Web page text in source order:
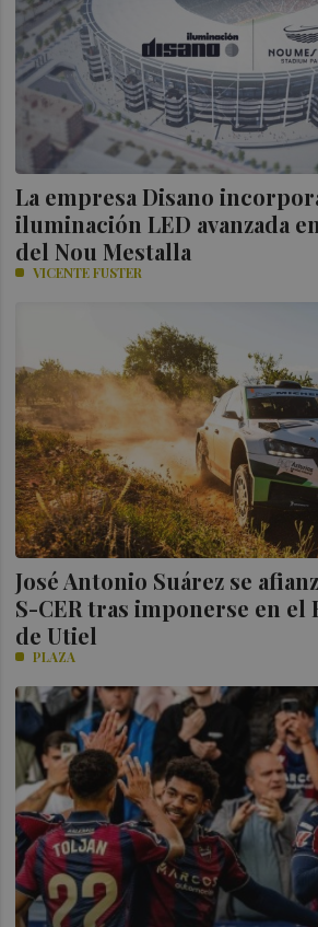
La empresa Disano
iluminación LED avanzada
del Nou Mestalla
VICENTE FUSTER
José Antonio Suárez se
S-CER tras imponerse en el
de Utiel
PLAZA